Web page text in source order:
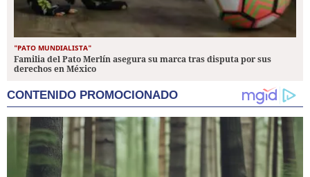
"PATO MUNDIALISTA"
Familia del Pato Merlín asegura su marca tras disputa por sus
derechos en México
CONTENIDO PROMOCIONADO